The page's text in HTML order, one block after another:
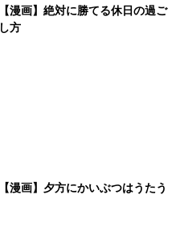
【漫画】絶対に勝てる休日の過ご
し方
【漫画】夕方にかいぶつはうたう